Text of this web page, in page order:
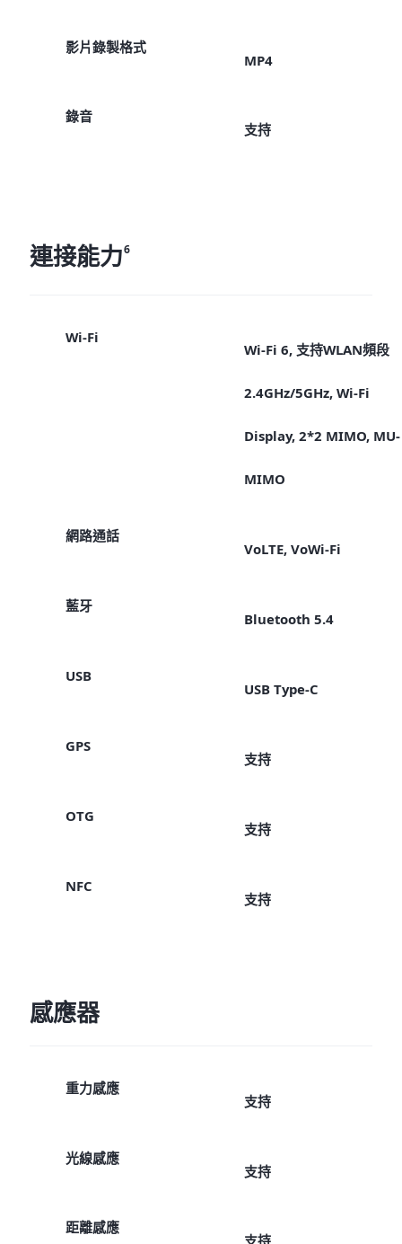
影片錄製格式
MP4
錄音
支持
連接能力6
Wi-Fi
Wi-Fi 6, 支持WLAN頻段
2.4GHz/5GHz, Wi-Fi
Display, 2*2 MIMO, MU-
MIMO
網路通話
VoLTE, VoWi-Fi
藍牙
Bluetooth 5.4
USB
USB Type-C
GPS
支持
OTG
支持
NFC
支持
感應器
重力感應
支持
光線感應
支持
距離感應